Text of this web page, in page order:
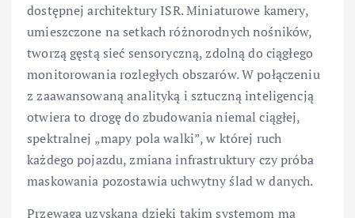
dostępnej architektury ISR. Miniaturowe kamery,
umieszczone na setkach różnorodnych nośników,
tworzą gęstą sieć sensoryczną, zdolną do ciągłego
monitorowania rozległych obszarów. W połączeniu
z zaawansowaną analityką i sztuczną inteligencją
otwiera to drogę do zbudowania niemal ciągłej,
spektralnej „mapy pola walki”, w której ruch
każdego pojazdu, zmiana infrastruktury czy próba
maskowania pozostawia uchwytny ślad w danych.
Przewaga uzyskana dzięki takim systemom ma